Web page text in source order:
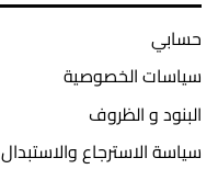
حسابي
سياسات الخصوصية
البنود و الظروف
سياسة الاسترجاع والاستبدال